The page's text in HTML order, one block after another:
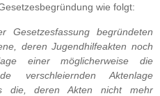
wie folgt:
begründeten
deren Jugendhilfeakten noch
einer möglicherweise die
verschleiernden Aktenlage
die, deren Akten nicht mehr